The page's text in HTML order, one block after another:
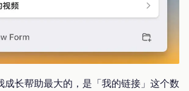
成长帮助最大的，是「我的链接」这个数